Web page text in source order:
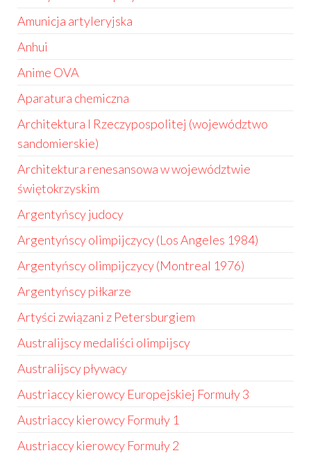
Amunicja artyleryjska
Anhui
Anime OVA
Aparatura chemiczna
Architektura I Rzeczypospolitej (województwo
sandomierskie)
Architektura renesansowa w województwie
świętokrzyskim
Argentyńscy judocy
Argentyńscy olimpijczycy (Los Angeles 1984)
Argentyńscy olimpijczycy (Montreal 1976)
Argentyńscy piłkarze
Artyści związani z Petersburgiem
Australijscy medaliści olimpijscy
Australijscy pływacy
Austriaccy kierowcy Europejskiej Formuły 3
Austriaccy kierowcy Formuły 1
Austriaccy kierowcy Formuły 2